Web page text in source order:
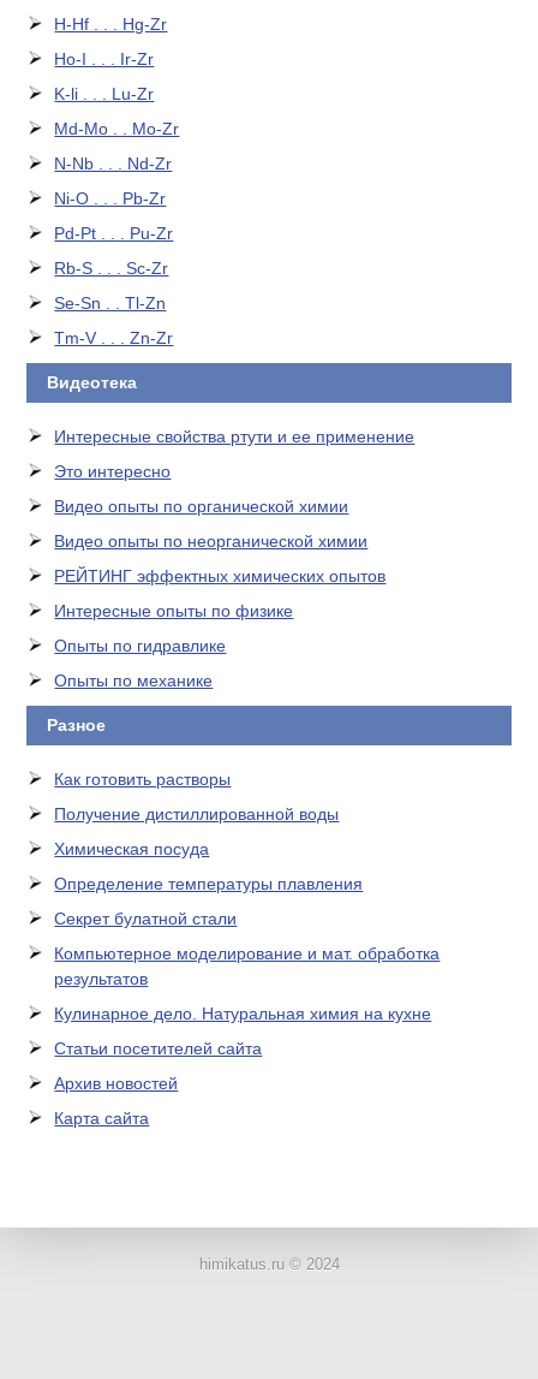
H-Hf . . . Hg-Zr
Ho-I . . . Ir-Zr
K-li . . . Lu-Zr
Md-Mo . . Mo-Zr
N-Nb . . . Nd-Zr
Ni-O . . . Pb-Zr
Pd-Pt . . . Pu-Zr
Rb-S . . . Sc-Zr
Se-Sn . . Tl-Zn
Tm-V . . . Zn-Zr
Видеотека
Интересные свойства ртути и ее применение
Это интересно
Видео опыты по органической химии
Видео опыты по неорганической химии
РЕЙТИНГ эффектных химических опытов
Интересные опыты по физике
Опыты по гидравлике
Опыты по механике
Разное
Как готовить растворы
Получение дистиллированной воды
Химическая посуда
Определение температуры плавления
Секрет булатной стали
Компьютерное моделирование и мат. обработка
результатов
Кулинарное дело. Натуральная химия на кухне
Статьи посетителей сайта
Архив новостей
Карта сайта
himikatus.ru © 2024